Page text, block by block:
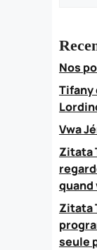
Nos
Tifany
Vwa
Zitata
quand
Zitata
seule